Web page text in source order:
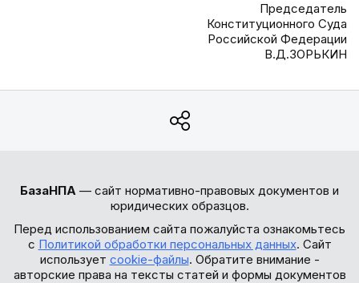
Председатель
Конституционного Суда
Российской Федерации
В.Д.ЗОРЬКИН
БазаНПА — сайт нормативно-правовых документов и
юридических образцов.
Перед использованием сайта пожалуйста ознакомьтесь
с Политикой обработки персональных данных. Сайт
использует cookie-файлы. Обратите внимание -
авторские права на тексты статей и формы документов